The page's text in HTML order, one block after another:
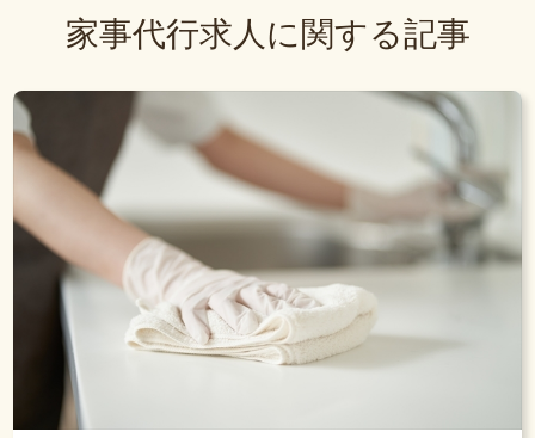
家事代行求人に関する記事